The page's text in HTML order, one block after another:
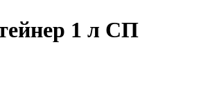
1 л СП